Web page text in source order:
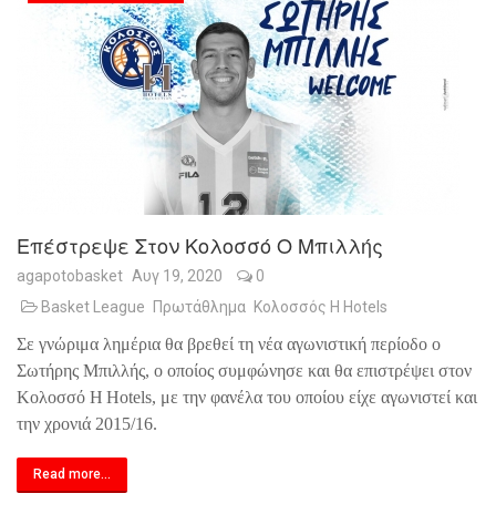
Επέστρεψε Στον Κολοσσό Ο Μπιλλής
agapotobasket Αυγ 19, 2020
0
Basket League
Πρωτάθλημα Κολοσσός H Hotels
Σε γνώριμα λημέρια θα βρεθεί τη νέα αγωνιστική περίοδο ο
Σωτήρης Μπιλλής, ο οποίος συμφώνησε και θα επιστρέψει στον
Κολοσσό H Hotels, με την φανέλα του οποίου είχε αγωνιστεί και
την χρονιά 2015/16.
Read more...